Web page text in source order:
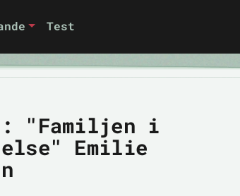
Test
"Familjen i
Emilie